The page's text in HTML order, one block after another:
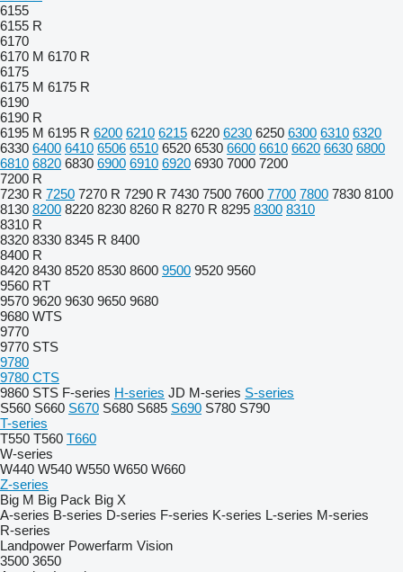
6155
6155 R
6170
6170 M 6170 R
6175
6175 M 6175 R
6190
6190 R
6195 M 6195 R 6200 6210 6215 6220 6230 6250 6300 6310 6320
6330 6400 6410 6506 6510 6520 6530 6600 6610 6620 6630 6800
6810 6820 6830 6900 6910 6920 6930 7000 7200
7200 R
7230 R 7250 7270 R 7290 R 7430 7500 7600 7700 7800 7830 8100
8130 8200 8220 8230 8260 R 8270 R 8295 8300 8310
8310 R
8320 8330 8345 R 8400
8400 R
8420 8430 8520 8530 8600 9500 9520 9560
9560 RT
9570 9620 9630 9650 9680
9680 WTS
9770
9770 STS
9780
9780 CTS
9860 STS F-series H-series JD M-series S-series
S560 S660 S670 S680 S685 S690 S780 S790
T-series
T550 T560 T660
W-series
W440 W540 W550 W650 W660
Z-series
Big M Big Pack Big X
A-series B-series D-series F-series K-series L-series M-series
R-series
Landpower Powerfarm Vision
3500 3650